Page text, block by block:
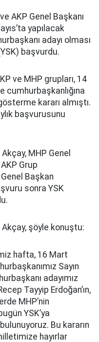
AKP Genel Başkanı
yapılacak
adayı olması
başvurdu.
ve MHP grupları, 14
cumhurbaşkanlığına
kararı almıştı.
başvurusunu
MHP Genel
AKP Grup
Başkan
sonra YSK
şöyle konuştu:
hafta, 16 Mart
Sayın
adayımız
Tayyip Erdoğan’ın,
MHP’nin
YSK’ya
Bu kararın
hayırlar